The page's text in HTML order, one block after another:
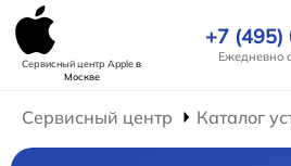
Сервисный центр Appleв
Москве
+7
Ежедневно
Сервисный центр Каталог